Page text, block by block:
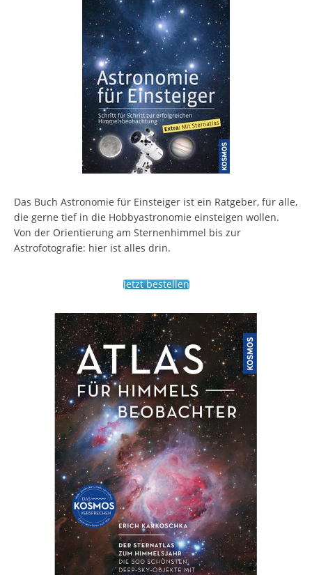
Das Buch Astronomie für Einsteiger ist ein Ratgeber, für alle,
die gerne tief in die Hobbyastronomie einsteigen wollen.
Von der Orientierung am Sternenhimmel bis zur
Astrofotografie: hier ist alles drin.
Jetzt bestellen